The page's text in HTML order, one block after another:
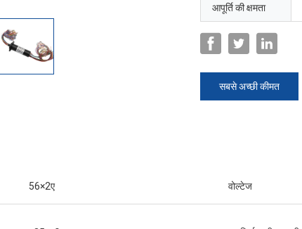
आपूर्ति की क्षमता
सबसे अच्छी कीमत
56×2ए वोल्टेज